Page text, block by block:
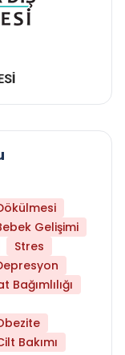
Gelişimi
Stres
Bağımlılığı
Bakımı